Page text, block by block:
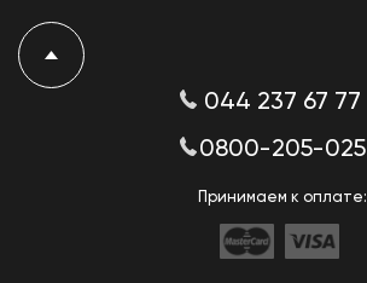
044 237 67 77
0800-205-025
Принимаем к оплате: